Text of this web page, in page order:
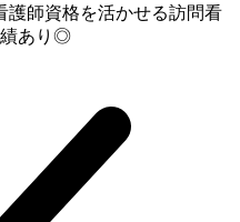
護師資格を活かせる訪問看
績あり◎